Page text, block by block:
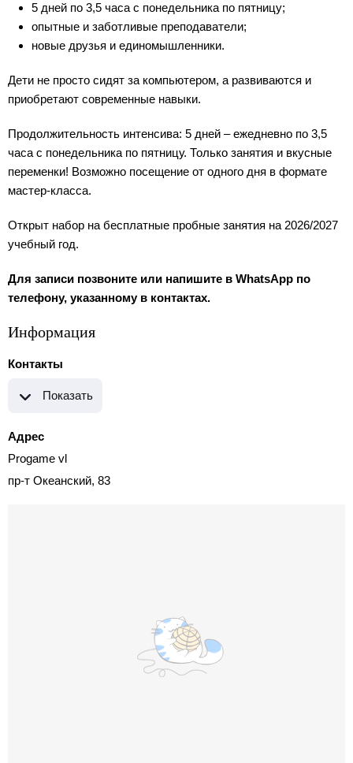
5 дней по 3,5 часа с понедельника по пятницу;
опытные и заботливые преподаватели;
новые друзья и единомышленники.
Дети не просто сидят за компьютером, а развиваются и
приобретают современные навыки.
Продолжительность интенсива: 5 дней – ежедневно по 3,5
часа с понедельника по пятницу. Только занятия и вкусные
переменки! Возможно посещение от одного дня в формате
мастер-класса.
Открыт набор на бесплатные пробные занятия на 2026/2027
учебный год.
Для записи позвоните или напишите в WhatsApp по
телефону, указанному в контактах.
Информация
Контакты
Показать
Адрес
Progame vl
пр-т Океанский, 83